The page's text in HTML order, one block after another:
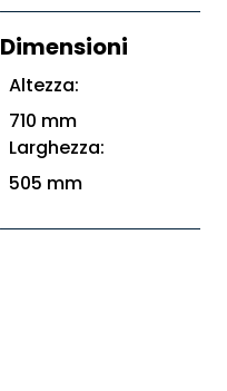
Dimensioni
Altezza:
710 mm
Larghezza:
505 mm